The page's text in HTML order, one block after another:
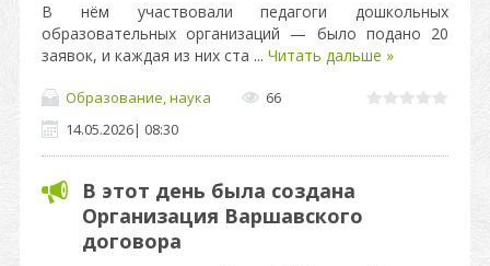
В нём участвовали педагоги дошкольных
образовательных организаций — было подано 20
заявок, и каждая из них ста ... Читать дальше »
Образование, наука
66
14.05.2026| 08:30
В этот день была создана
Организация Варшавского
договора